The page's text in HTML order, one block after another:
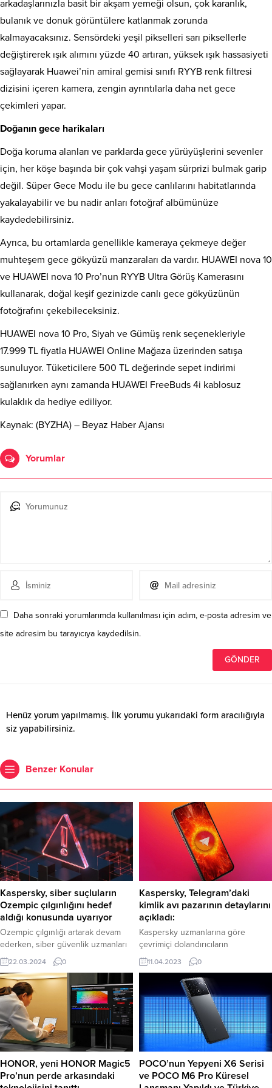
arkadaşlarınızla basit bir akşam yemeği olsun, çok karanlık,
bulanık ve donuk görüntülere katlanmak zorunda
kalmayacaksınız. Sensördeki yeşil pikselleri sarı piksellerle
değiştirerek ışık alımını yüzde 40 artıran, yüksek ışık hassasiyeti
sağlayarak Huawei’nin amiral gemisi sınıfı RYYB renk filtresi
dizisini içeren kamera, zengin ayrıntılarla daha net gece
çekimleri yapar.
Doğanın gece harikaları
Doğa koruma alanları ve parklarda gece yürüyüşlerini sevenler
için, her köşe başında bir çok vahşi yaşam sürprizi bulmak garip
değil. Süper Gece Modu ile bu gece canlılarını habitatlarında
yakalayabilir ve bu nadir anları fotoğraf albümünüze
kaydedebilirsiniz.
Ayrıca, bu ortamlarda genellikle kameraya çekmeye değer
muhteşem gece gökyüzü manzaraları da vardır. HUAWEI nova 10
ve HUAWEI nova 10 Pro’nun RYYB Ultra Görüş Kamerasını
kullanarak, doğal keşif gezinizde canlı gece gökyüzünün
fotoğrafını çekebileceksiniz.
HUAWEI nova 10 Pro, Siyah ve Gümüş renk seçenekleriyle
17.999 TL fiyatla HUAWEI Online Mağaza üzerinden satışa
sunuluyor. Tüketicilere 500 TL değerinde sepet indirimi
sağlanırken aynı zamanda HUAWEI FreeBuds 4i kablosuz
kulaklık da hediye ediliyor.
Kaynak: (BYZHA) – Beyaz Haber Ajansı
Yorumlar
Daha sonraki yorumlarımda kullanılması için adım, e-posta adresim ve
site adresim bu tarayıcıya kaydedilsin.
Henüz yorum yapılmamış. İlk yorumu yukarıdaki form aracılığıyla
siz yapabilirsiniz.
Benzer Konular
Kaspersky, siber suçluların
Ozempic çılgınlığını hedef
aldığı konusunda uyarıyor
Ozempic çılgınlığı artarak devam
ederken, siber güvenlik uzmanları
kullanıcıları sahte olabilecekleri,
mali kayıplara ve veri çalınmasına
yol açabilecekleri gibi riskler
nedeniyle ucuz çevrimiçi fırsatlara
karşı dikkatli olmaları konusunda
uyarıyor. Kaspersky uzmanları da,
kilo vermeyle ilgilenen tüketicilere
ünlü zayıflama ilacını sunan meşru
görünümlü kimlik avı sayfalarıyla
ilgili endişe verici bir...
22.03.2024 0
Kaspersky, Telegram’daki
kimlik avı pazarının detaylarını
açıkladı:
Kaspersky uzmanlarına göre
çevrimiçi dolandırıcıların
Telegram’daki faaliyetleri,
mesajlaşma programının kullanışlı
işlevlerinden yararlanmalarına
paralel olarak önemli ölçüde arttı.
Kimlik avcıları büyük ölçeklerde
otomatik kimlik avı saldırıları
tasarlamaktan kimlik avı saldırısı
sırasında çalınan verileri satmaya
kadar çeşitli hizmetler sunmak
üzere mesajlaşma programının
yeteneklerini ustaca kullanıyor.
11.04.2023 0
HONOR, yeni HONOR Magic5
Pro’nun perde arkasındaki
POCO’nun Yepyeni X6 Serisi
ve POCO M6 Pro Küresel